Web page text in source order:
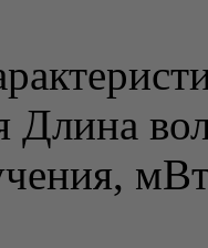
Длина